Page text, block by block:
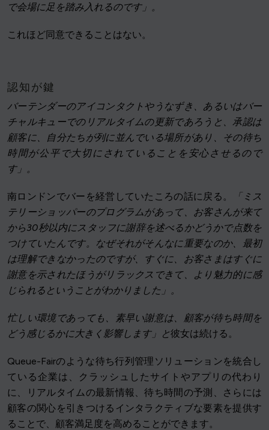
で会場に足を踏み入れるのです」。
これほど同意できることはない。
認知が鍵
バーテンダーのアイコンタクトやうなずき、あるいはバー
チャルキューでのリアルタイムの更新であろうと、承認は
顧客に、自分たちが列に並んでいる場所があり、その待ち
時間が公平で大切にされていることを安心させるので
す」。
南ロンドンでバーを経営していたころの話に戻る。
「ミス
テリーショッパーのプログラムがあって、お客さんが来て
から30秒以内にスタッフに謝辞を述べるかどうかで点数を
つけていたんです。なぜそれがそんなに重要なのか、最初
は理解できなかったのですが、すぐに、お客さまはすぐに
謝意を示されたほうがリラックスできて、より魅力的に感
じられるということがわかりました」。
忙しい環境であっても、素早い謝意は、顧客が待ち時間を
どう感じるかに大きく影響します」と彼女は続ける。
Queue-Fairのような待ち行列管理ソリューションを統合し
ている企業は、クラッシュしたサイトやアプリの代わり
に、リアルタイムの最新情報、待ち時間の予測、さらには
顧客の関心を引きつけるインタラクティブな要素を提供す
ることで、顧客満足度を高めることができます。